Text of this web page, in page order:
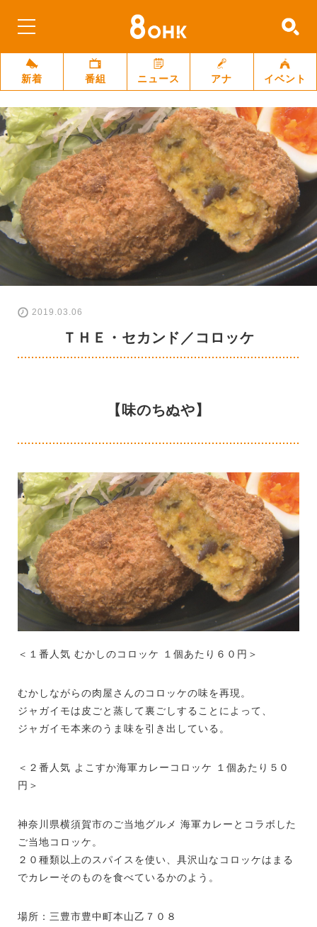
新着 番組 ニュース アナ イベント
2019.03.06
ＴＨＥ・セカンド／コロッケ
【味のちぬや】
＜１番人気 むかしのコロッケ １個あたり６０円＞
むかしながらの肉屋さんのコロッケの味を再現。
ジャガイモは皮ごと蒸して裏ごしすることによって、
ジャガイモ本来のうま味を引き出している。
＜２番人気 よこすか海軍カレーコロッケ １個あたり５０
円＞
神奈川県横須賀市のご当地グルメ 海軍カレーとコラボした
ご当地コロッケ。
２０種類以上のスパイスを使い、具沢山なコロッケはまる
でカレーそのものを食べているかのよう。
場所：三豊市豊中町本山乙７０８